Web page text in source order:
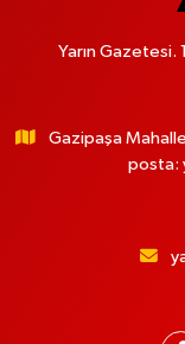
Yarın
Gazipaşa
posta: